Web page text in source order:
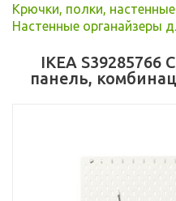
Крючки, полки,
Настенные органайзеры
IKEA
панель,